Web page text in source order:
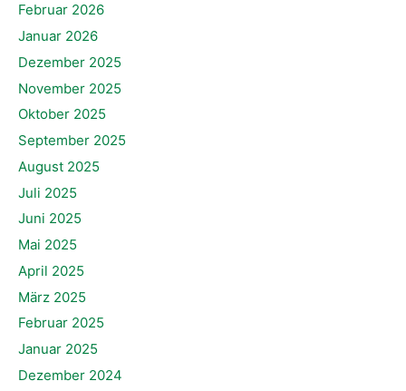
Februar 2026
Januar 2026
Dezember 2025
November 2025
Oktober 2025
September 2025
August 2025
Juli 2025
Juni 2025
Mai 2025
April 2025
März 2025
Februar 2025
Januar 2025
Dezember 2024